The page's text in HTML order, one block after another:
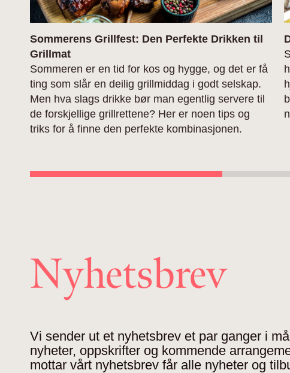
Sommerens Grillfest: Den Perfekte Drikken til
Grillmat
Sommeren er en tid for kos og hygge, og det er få
ting som slår en deilig grillmiddag i godt selskap.
Men hva slags drikke bør man egentlig servere til
de forskjellige grillrettene? Her er noen tips og
triks for å finne den perfekte kombinasjonen.
Nyhetsbrev
Vi sender ut et nyhetsbrev et par ganger i
nyheter, oppskrifter og kommende
mottar vårt nyhetsbrev får alle nyheter og